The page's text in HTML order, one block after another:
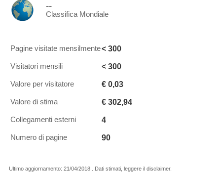
--
Classifica Mondiale
Pagine visitate mensilmente< 300
Visitatori mensili < 300
Valore per visitatore € 0,03
Valore di stima € 302,94
Collegamenti esterni 4
Numero di pagine 90
Ultimo aggiornamento: 21/04/2018 . Dati stimati, leggere il disclaimer.